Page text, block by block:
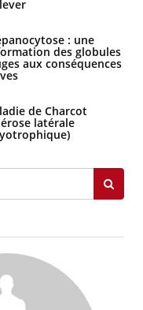
stratégie
donne au
: une
des globules
aux conséquences
de Charcot
latérale